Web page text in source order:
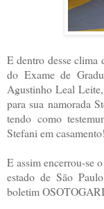
E dentro desse clima
do Exame de
Agustinho Leal
para sua namorada
tendo como
Stefani em
E assim encerrou-se
estado de São
boletim